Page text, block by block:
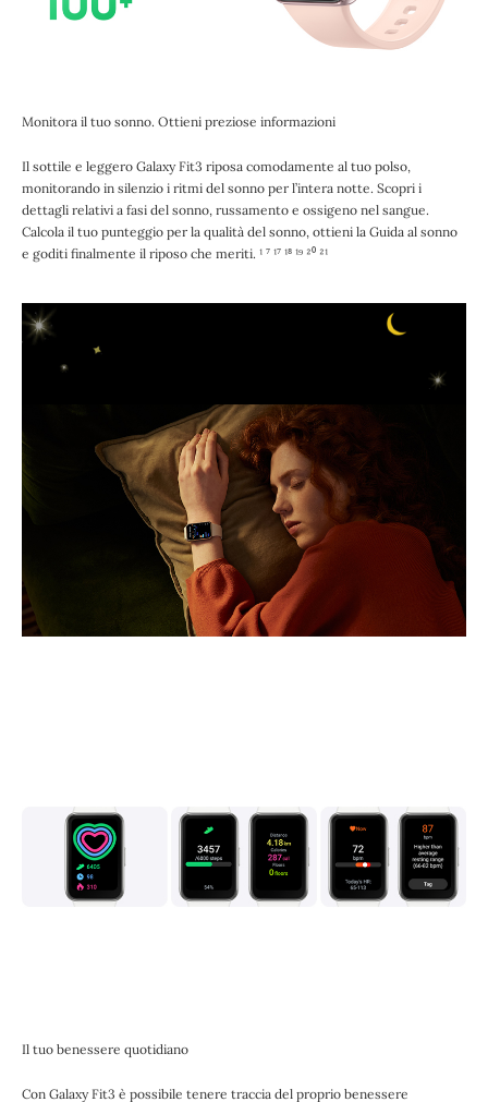
Monitora il tuo sonno. Ottieni preziose informazioni
Il sottile e leggero Galaxy Fit3 riposa comodamente al tuo polso,
monitorando in silenzio i ritmi del sonno per l’intera notte. Scopri i
dettagli relativi a fasi del sonno, russamento e ossigeno nel sangue.
Calcola il tuo punteggio per la qualità del sonno, ottieni la Guida al sonno
e goditi finalmente il riposo che meriti. ¹ ⁷ ¹⁷ ¹⁸ ¹⁹ ²⁰ ²¹
Il tuo benessere quotidiano
Con Galaxy Fit3 è possibile tenere traccia del proprio benessere